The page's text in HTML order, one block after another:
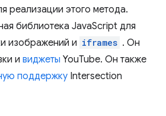
реализации этого метода.
библиотека JavaScript для
изображений и iframes . Он
и виджеты YouTube. Он также
поддержку Intersection